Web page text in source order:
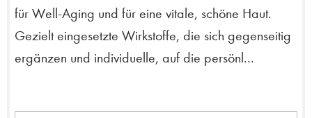
für Well-Aging und für eine vitale, schöne Haut.
Gezielt eingesetzte Wirkstoffe, die sich gegenseitig
ergänzen und individuelle, auf die persönl...